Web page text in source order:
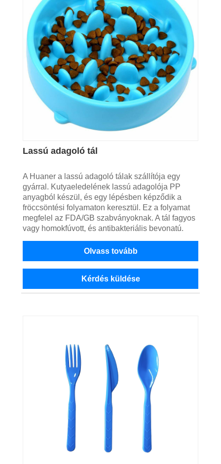
Lassú adagoló tál
A Huaner a lassú adagoló tálak szállítója egy
gyárral. Kutyaeledelének lassú adagolója PP
anyagból készül, és egy lépésben képződik a
fröccsöntési folyamaton keresztül. Ez a folyamat
megfelel az FDA/GB szabványoknak. A tál fagyos
vagy homokfúvott, és antibakteriális bevonatú.
Olvass tovább
Kérdés küldése